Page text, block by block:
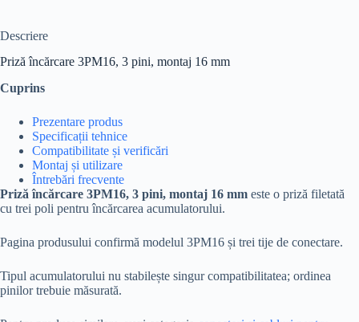
Descriere
Priză încărcare 3PM16, 3 pini, montaj 16 mm
Cuprins
Prezentare produs
Specificații tehnice
Compatibilitate și verificări
Montaj și utilizare
Întrebări frecvente
Priză încărcare 3PM16, 3 pini, montaj 16 mm este o priză filetată
cu trei poli pentru încărcarea acumulatorului.
Pagina produsului confirmă modelul 3PM16 și trei tije de conectare.
Tipul acumulatorului nu stabilește singur compatibilitatea; ordinea
pinilor trebuie măsurată.